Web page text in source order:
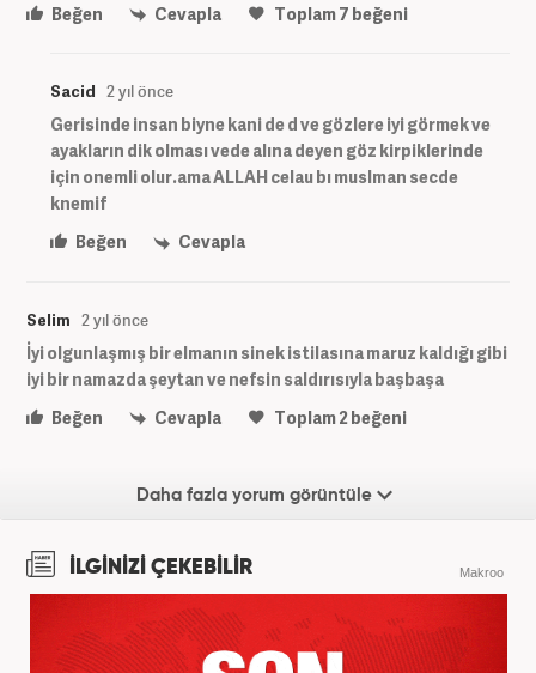
Beğen
Cevapla Toplam7 beğeni
Sacid 2 yıl önce
Gerisinde insan biyne kani de d ve gözlere iyi görmek ve
ayakların dik olması vede alına deyen göz kirpiklerinde
için onemli olur.ama ALLAH celau bı muslman secde
knemif
Beğen
Cevapla
Selim 2 yıl önce
İyi olgunlaşmış bir elmanın sinek istilasına maruz kaldığı gibi
iyi bir namazda şeytan ve nefsin saldırısıyla başbaşa
Beğen
Cevapla Toplam2 beğeni
Daha fazla yorum görüntüle
İLGİNİZİ ÇEKEBİLİR Makroo